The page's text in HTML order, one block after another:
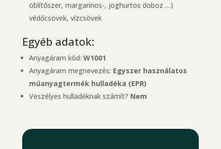
öblítőszer, margarinos-, joghurtos doboz …)
védőcsövek, vízcsövek
Egyéb adatok:
Anyagáram kód: W1001
Anyagáram megnevezés: Egyszer használatos
műanyagtermék hulladéka (EPR)
Veszélyes hulladéknak számít? Nem